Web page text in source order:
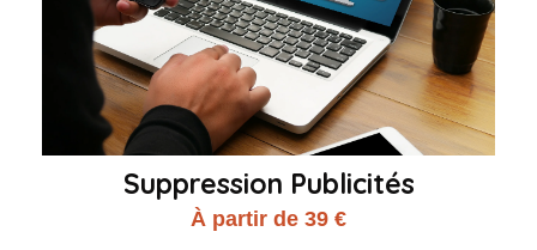
Suppression Publicités
À partir de 39 €